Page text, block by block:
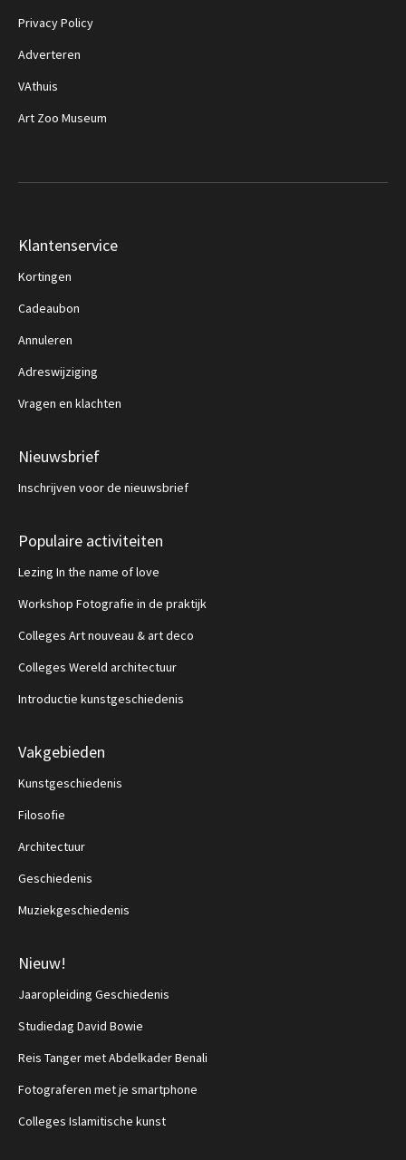
Privacy Policy
Adverteren
VAthuis
Art Zoo Museum
Klantenservice
Kortingen
Cadeaubon
Annuleren
Adreswijziging
Vragen en klachten
Nieuwsbrief
Inschrijven voor de nieuwsbrief
Populaire activiteiten
Lezing In the name of love
Workshop Fotografie in de praktijk
Colleges Art nouveau & art deco
Colleges Wereld architectuur
Introductie kunstgeschiedenis
Vakgebieden
Kunstgeschiedenis
Filosofie
Architectuur
Geschiedenis
Muziekgeschiedenis
Nieuw!
Jaaropleiding Geschiedenis
Studiedag David Bowie
Reis Tanger met Abdelkader Benali
Fotograferen met je smartphone
Colleges Islamitische kunst